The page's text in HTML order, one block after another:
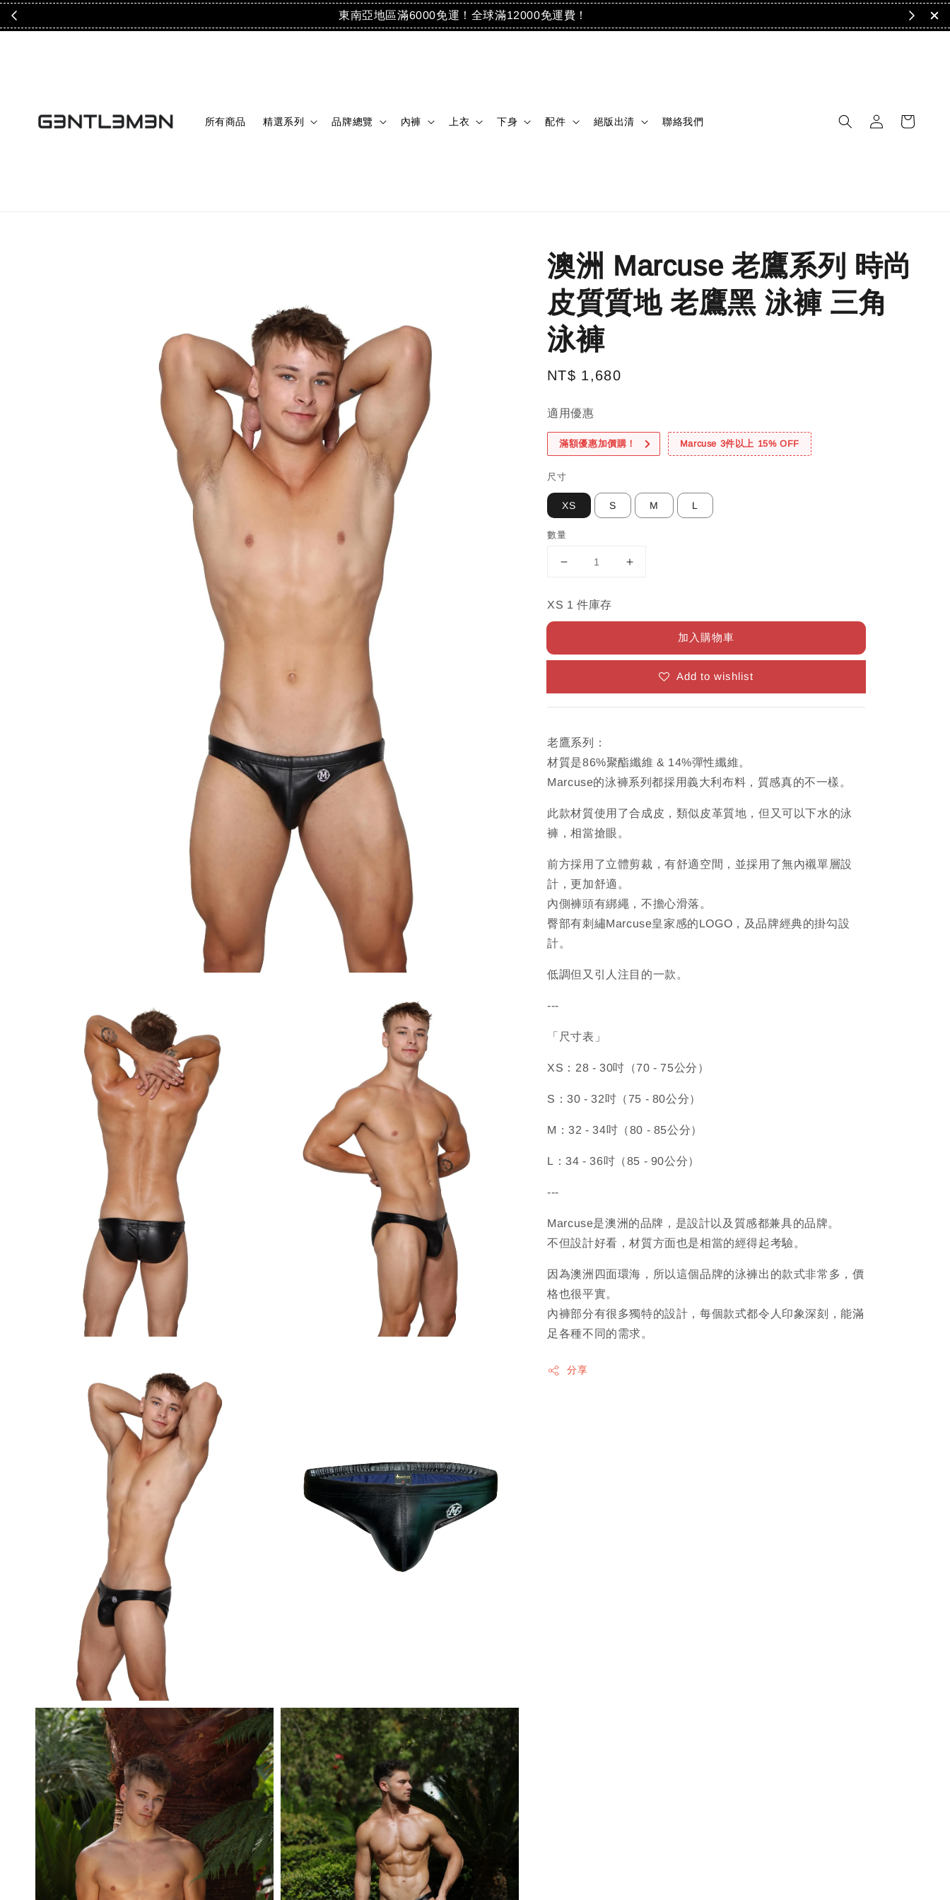
東南亞地區滿6000免運！全球滿12000免運費！
所有商品 精選系列 品牌總覽 內褲 上衣 下身 配件 絕版出清 聯絡我們
澳洲 Marcuse 老鷹系列 時尚
皮質質地 老鷹黑 泳褲 三角
泳褲
Regular
NT$ 1,680
適用優惠
滿額優惠加價購！ Marcuse 3件以上 15% OFF
尺寸
XS S M L
數量
XS 1 件庫存
加入購物車
Add to wishlist
老鷹系列：
材質是86%聚酯纖維 & 14%彈性纖維。
Marcuse的泳褲系列都採用義大利布料，質感真的不一樣。
此款材質使用了合成皮，類似皮革質地，但又可以下水的泳
褲，相當搶眼。
前方採用了立體剪裁，有舒適空間，並採用了無內襯單層設
計，更加舒適。
內側褲頭有綁繩，不擔心滑落。
臀部有刺繡Marcuse皇家感的LOGO，及品牌經典的掛勾設
計。
低調但又引人注目的一款。
---
「尺寸表」
XS：28 - 30吋（70 - 75公分）
S：30 - 32吋（75 - 80公分）
M：32 - 34吋（80 - 85公分）
L：34 - 36吋（85 - 90公分）
---
Marcuse是澳洲的品牌，是設計以及質感都兼具的品牌。
不但設計好看，材質方面也是相當的經得起考驗。
因為澳洲四面環海，所以這個品牌的泳褲出的款式非常多，價
格也很平實。
內褲部分有很多獨特的設計，每個款式都令人印象深刻，能滿
足各種不同的需求。
分享